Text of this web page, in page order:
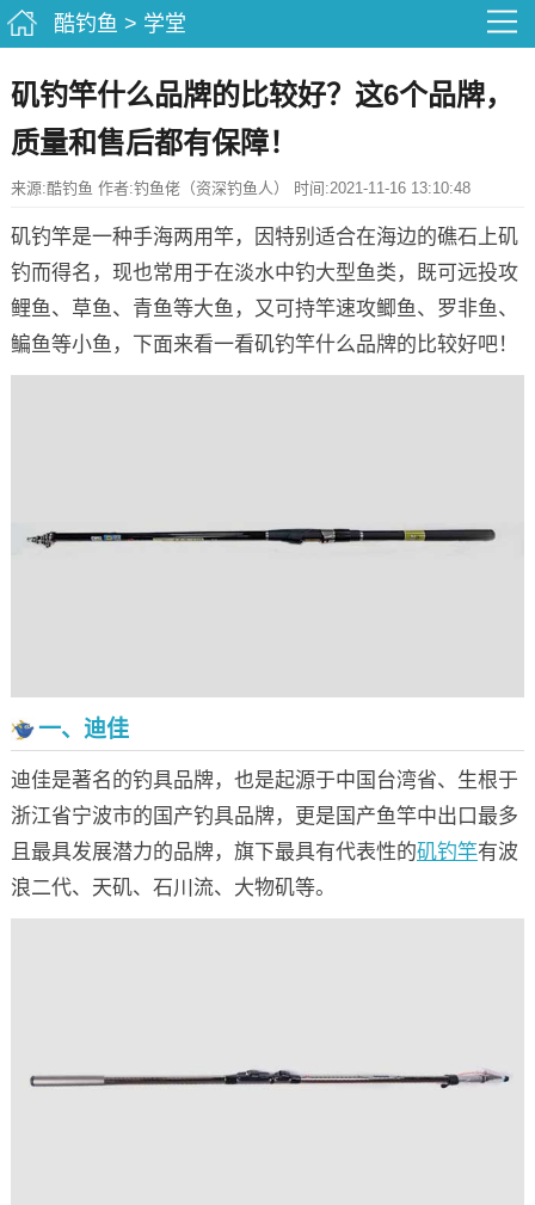
酷钓鱼 > 学堂
矶钓竿什么品牌的比较好？这6个品牌，
质量和售后都有保障！
来源:酷钓鱼 作者:钓鱼佬（资深钓鱼人） 时间:2021-11-16 13:10:48
矶钓竿是一种手海两用竿，因特别适合在海边的礁石上矶
钓而得名，现也常用于在淡水中钓大型鱼类，既可远投攻
鲤鱼、草鱼、青鱼等大鱼，又可持竿速攻鲫鱼、罗非鱼、
鳊鱼等小鱼，下面来看一看矶钓竿什么品牌的比较好吧！
一、迪佳
迪佳是著名的钓具品牌，也是起源于中国台湾省、生根于
浙江省宁波市的国产钓具品牌，更是国产鱼竿中出口最多
且最具发展潜力的品牌，旗下最具有代表性的矶钓竿有波
浪二代、天矶、石川流、大物矶等。